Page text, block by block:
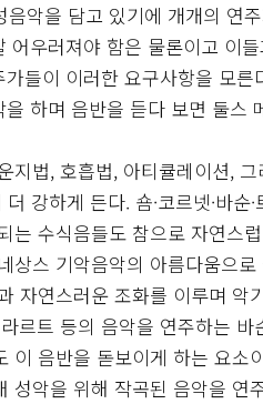
음악을 담고 있기에 개개의 연
어우러져야 함은 물론이고 이
들이 이러한 요구사항을 모
하며 음반을 듣다 보면 둘스
지법, 호흡법, 아티큘레이션,
강하게 든다. 숌·코르넷·바
는 수식음들도 참으로 자연스
상스 기악음악의 아름다움으
자연스러운 조화를 이루며
르트 등의 음악을 연주하는
이 음반을 돋보이게 하는 요소
성악을 위해 작곡된 음악을